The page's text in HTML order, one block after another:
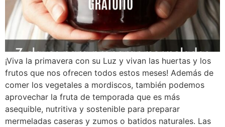
¡Viva la primavera con su Luz y vivan las huertas y los
frutos que nos ofrecen todos estos meses! Además de
comer los vegetales a mordiscos, también podemos
aprovechar la fruta de temporada que es más
asequible, nutritiva y sostenible para preparar
mermeladas caseras y zumos o batidos naturales. Las